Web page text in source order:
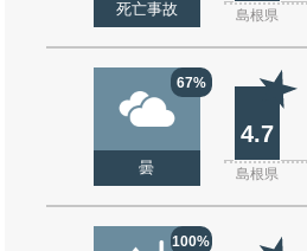
死亡事故 島根県
67%
曇
4.7
島根県
100%